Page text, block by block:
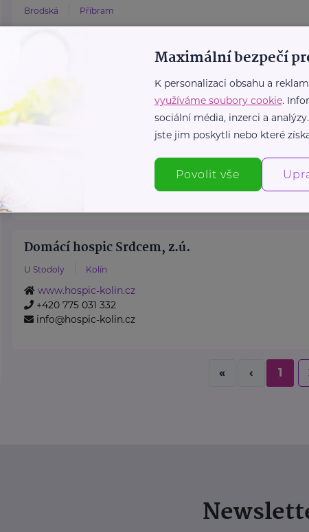
Brodská Příbram
nizkoprahovecentrum@centrumpribram.cz
Diakonie ČCE - středisko Střední Čechy
apolen.pavel@diakonie-stred.cz
Domácí hospic Srdcem, z.ú.
U Stodoly Kolín
www.hospic-kolin.cz
+420 775 031 332
info@hospic-kolin.cz
« ‹ 1
Maximální bezpečí
K personalizaci obsahu a
využíváme soubory cookie.
sociální média, inzerci a
jste jim poskytli nebo které
Povolit vše